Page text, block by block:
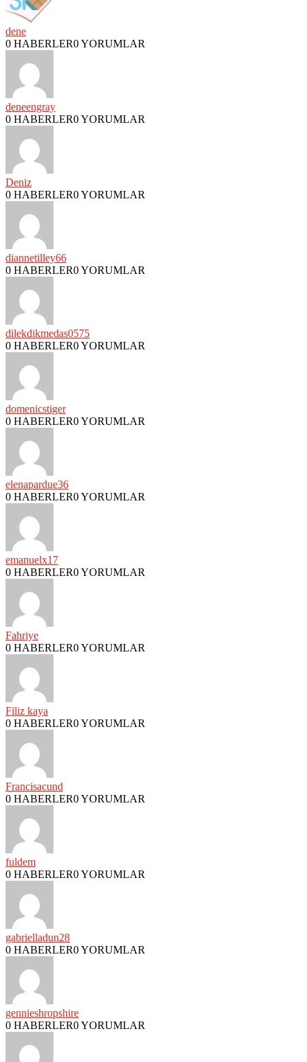
dene
0 HABERLER0 YORUMLAR
deneengray
0 HABERLER0 YORUMLAR
Deniz
0 HABERLER0 YORUMLAR
diannetilley66
0 HABERLER0 YORUMLAR
dilekdikmedas0575
0 HABERLER0 YORUMLAR
domenicstiger
0 HABERLER0 YORUMLAR
elenapardue36
0 HABERLER0 YORUMLAR
emanuelx17
0 HABERLER0 YORUMLAR
Fahriye
0 HABERLER0 YORUMLAR
Filiz kaya
0 HABERLER0 YORUMLAR
Francisacund
0 HABERLER0 YORUMLAR
fuldem
0 HABERLER0 YORUMLAR
gabrielladun28
0 HABERLER0 YORUMLAR
gennieshropshire
0 HABERLER0 YORUMLAR